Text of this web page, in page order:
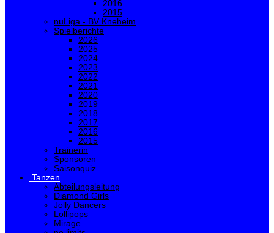
2016
2015
nuLiga - BV Kneheim
Spielberichte
2026
2025
2024
2023
2022
2021
2020
2019
2018
2017
2016
2015
Trainerin
Sponsoren
Saisonquiz
Tanzen
Abteilungsleitung
Diamond Girls
Jolly Dancers
Lollipops
Mirage